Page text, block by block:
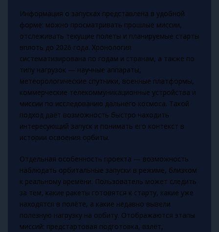
Информация о запусках представлена в удобной
форме: можно просматривать прошлые миссии,
отслеживать текущие полеты и планируемые старты
вплоть до 2026 года. Хронология
систематизирована по годам и странам, а также по
типу нагрузок — научные аппараты,
метеорологические спутники, военные платформы,
коммерческие телекоммуникационные устройства и
миссии по исследованию дальнего космоса. Такой
подход даёт возможность быстро находить
интересующий запуск и понимать его контекст в
истории освоения орбиты.
Отдельная особенность проекта — возможность
наблюдать орбитальные запуски в режиме, близком
к реальному времени. Пользователь может следить
за тем, какие ракеты готовятся к старту, какие уже
находятся в полёте, а какие недавно вывели
полезную нагрузку на орбиту. Отображаются этапы
миссий: предстартовая подготовка, взлёт,